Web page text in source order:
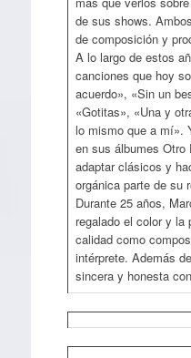
de sus shows.
de composición y
A lo largo de estos
canciones que hoy
acuerdo», «Sin un
«Gotitas», «Una y
lo mismo que a mí».
en sus álbumes Otro
adaptar clásicos y
orgánica parte de su
Durante 25 años,
regalado el color y la
calidad como
intérprete. Además
sincera y honesta